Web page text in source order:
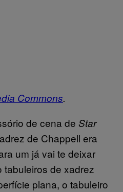
Commons.
de cena de Star
de Chappell era
um já vai te deixar
tabuleiros de xadrez
plana, o tabuleiro